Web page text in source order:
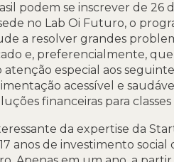
podem se inscrever de 26
no Lab Oi Futuro, o
a resolver grandes
e, preferencialmente,
especial aos
acessível e
financeiras para classes
da expertise da
anos de investimento